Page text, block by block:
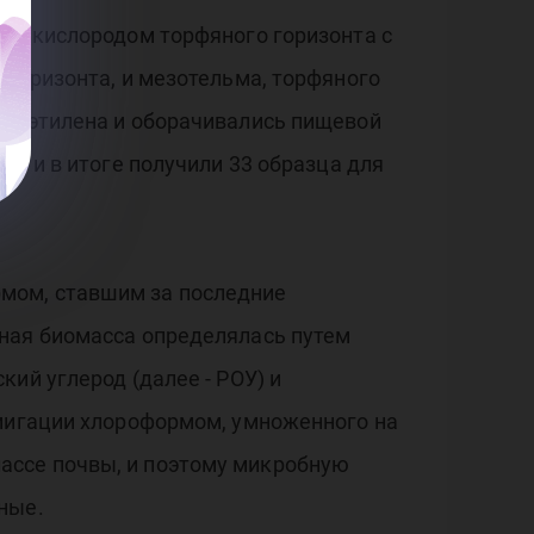
кислородом торфяного горизонта с
и мезотельма, торфяного
и оборачивались пищевой
и в итоге получили 33 образца для
ставшим за последние
биомасса определялась путем
углерод (далее - РОУ) и
хлороформом, умноженного на
почвы, и поэтому микробную